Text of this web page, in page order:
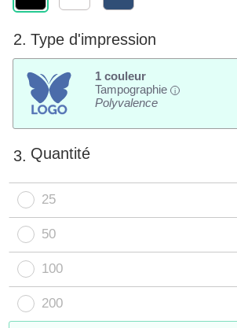
2. Type d'impression
1 couleur
Tampographie
i
Polyvalence
3. Quantité
25
50
100
200